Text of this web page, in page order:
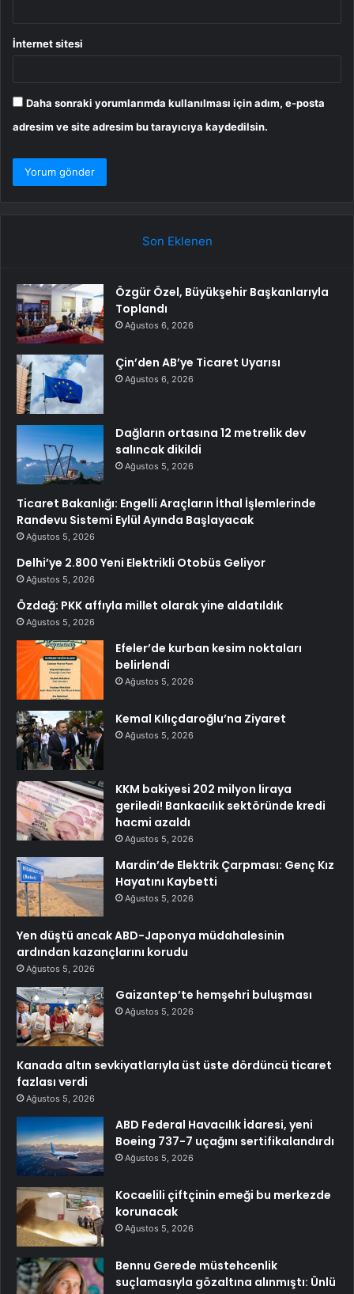
İnternet sitesi
Daha sonraki yorumlarımda kullanılması için adım, e-posta
adresim ve site adresim bu tarayıcıya kaydedilsin.
Son Eklenen
Özgür Özel, Büyükşehir Başkanlarıyla
Toplandı
Ağustos 6, 2026
Çin’den AB’ye Ticaret Uyarısı
Ağustos 6, 2026
Dağların ortasına 12 metrelik dev
salıncak dikildi
Ağustos 5, 2026
Ticaret Bakanlığı: Engelli Araçların İthal İşlemlerinde
Randevu Sistemi Eylül Ayında Başlayacak
Ağustos 5, 2026
Delhi’ye 2.800 Yeni Elektrikli Otobüs Geliyor
Ağustos 5, 2026
Özdağ: PKK affıyla millet olarak yine aldatıldık
Ağustos 5, 2026
Efeler’de kurban kesim noktaları
belirlendi
Ağustos 5, 2026
Kemal Kılıçdaroğlu’na Ziyaret
Ağustos 5, 2026
KKM bakiyesi 202 milyon liraya
geriledi! Bankacılık sektöründe kredi
hacmi azaldı
Ağustos 5, 2026
Mardin’de Elektrik Çarpması: Genç Kız
Hayatını Kaybetti
Ağustos 5, 2026
Yen düştü ancak ABD-Japonya müdahalesinin
ardından kazançlarını korudu
Ağustos 5, 2026
Gaizantep’te hemşehri buluşması
Ağustos 5, 2026
Kanada altın sevkiyatlarıyla üst üste dördüncü ticaret
fazlası verdi
Ağustos 5, 2026
ABD Federal Havacılık İdaresi, yeni
Boeing 737-7 uçağını sertifikalandırdı
Ağustos 5, 2026
Kocaelili çiftçinin emeği bu merkezde
korunacak
Ağustos 5, 2026
Bennu Gerede müstehcenlik
suçlamasıyla gözaltına alınmıştı: Ünlü